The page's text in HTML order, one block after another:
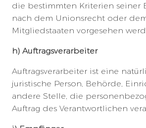
die bestimmten Kriterien seiner
nach dem Unionsrecht oder
Mitgliedstaaten vorgesehen
h) Auftragsverarbeiter
Auftragsverarbeiter ist eine
juristische Person, Behörde,
andere Stelle, die
Auftrag des Verantwortlichen